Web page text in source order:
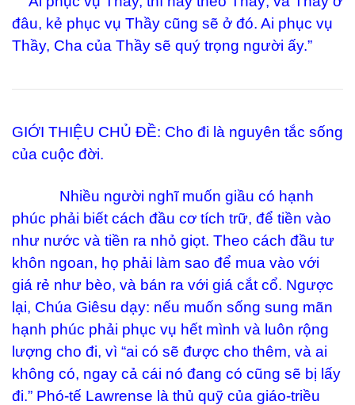
đâu, kẻ phục vụ Thầy cũng sẽ ở đó. Ai phục vụ
Thầy, Cha của Thầy sẽ quý trọng người ấy.”
GIỚI THIỆU CHỦ ĐỀ: Cho đi là nguyên tắc sống
của cuộc đời.
Nhiều người nghĩ muốn giầu có hạnh
phúc phải biết cách đầu cơ tích trữ, để tiền vào
như nước và tiền ra nhỏ giọt. Theo cách đầu tư
khôn ngoan, họ phải làm sao để mua vào với
giá rẻ như bèo, và bán ra với giá cắt cổ. Ngược
lại, Chúa Giêsu dạy: nếu muốn sống sung mãn
hạnh phúc phải phục vụ hết mình và luôn rộng
lượng cho đi, vì “ai có sẽ được cho thêm, và ai
không có, ngay cả cái nó đang có cũng sẽ bị lấy
đi.” Phó-tế Lawrense là thủ quỹ của giáo-triều